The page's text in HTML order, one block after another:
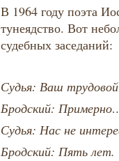
В 1964 году поэта
тунеядство. Вот
судебных заседаний:
Судья: Ваш
Бродский:
Судья: Нас не
Бродский: Пять лет.